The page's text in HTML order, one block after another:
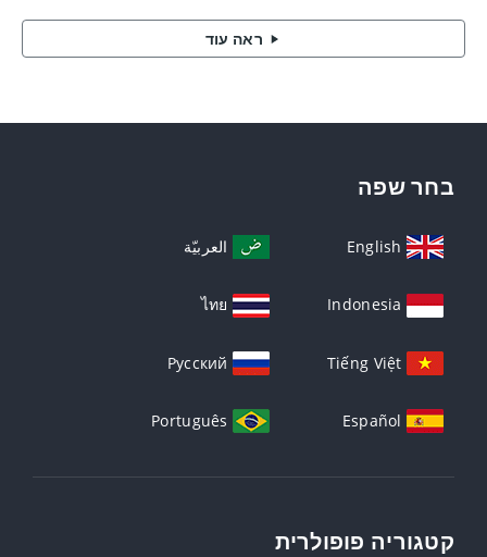
ראה עוד
בחר שפה
English العربيّة
Indonesia
ไทย
Tiếng Việt
Русский
Español
Português
קטגוריה פופולרית